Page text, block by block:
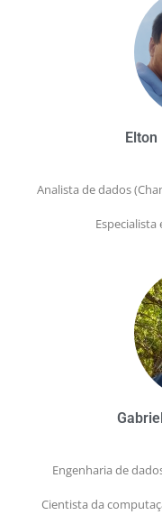
Elton
Analista de dados
Engenharia de
Cientista da